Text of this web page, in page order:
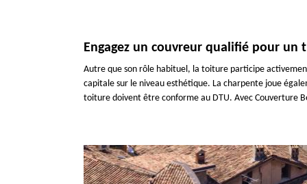
Engagez un couvreur qualifié pour un
Autre que son rôle habituel, la toiture participe
capitale sur le niveau esthétique. La charpente joue
toiture doivent être conforme au DTU. Avec Couverture